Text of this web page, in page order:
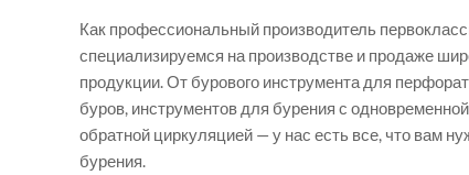
Как профессиональный производитель
специализируемся на производстве и продаже
продукции. От бурового инструмента для
буров, инструментов для бурения с
обратной циркуляцией — у нас есть все, что вам
бурения.